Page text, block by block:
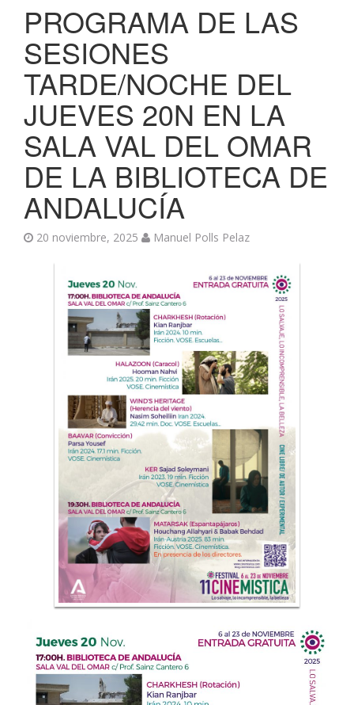
PROGRAMA DE LAS
SESIONES
TARDE/NOCHE DEL
JUEVES 20N EN LA
SALA VAL DEL OMAR
DE LA BIBLIOTECA DE
ANDALUCÍA
20 noviembre, 2025 Manuel Polls Pelaz